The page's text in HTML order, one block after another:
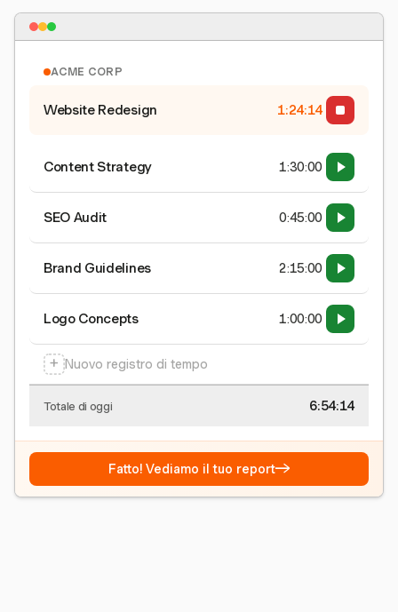
ACME CORP
Website Redesign 1:24:15
Content Strategy 1:30:00
SEO Audit 0:45:00
Brand Guidelines 2:15:00
Logo Concepts 1:00:00
+ Nuovo registro di tempo
Totale di oggi 6:54:15
Fatto! Vediamo il tuo report→